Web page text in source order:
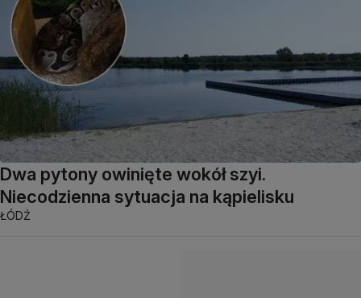
Dwa pytony owinięte wokół szyi.
Niecodzienna sytuacja na kąpielisku
ŁÓDŹ